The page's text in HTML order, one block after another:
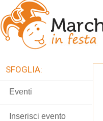
SFOGLIA:
Eventi
Inserisci evento